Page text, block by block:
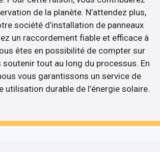
de la planète. N’attendez plus,
société d’installation de panneaux
un raccordement fiable et efficace à
êtes en possibilité de compter sur
soutenir tout au long du processus. En
vous garantissons un service de
utilisation durable de l’énergie solaire.